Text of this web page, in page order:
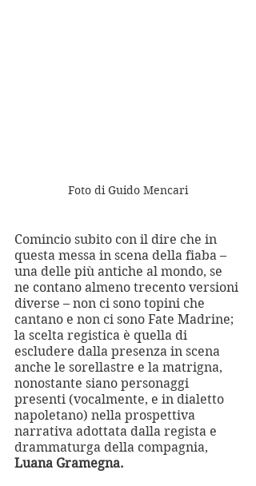
Foto di Guido Mencari
Comincio subito con il dire che in
questa messa in scena della fiaba –
una delle più antiche al mondo, se
ne contano almeno trecento versioni
diverse – non ci sono topini che
cantano e non ci sono Fate Madrine;
la scelta registica è quella di
escludere dalla presenza in scena
anche le sorellastre e la matrigna,
nonostante siano personaggi
presenti (vocalmente, e in dialetto
napoletano) nella prospettiva
narrativa adottata dalla regista e
drammaturga della compagnia,
Luana Gramegna.